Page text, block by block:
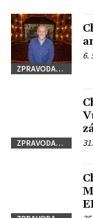
ZPRAVODAJSTVÍ
6.
ZPRAVODAJSTVÍ